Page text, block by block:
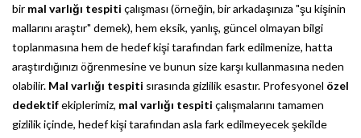
bir mal varlığı tespiti çalışması (örneğin, bir arkadaşınıza "şu kişinin
mallarını araştır" demek), hem eksik, yanlış, güncel olmayan bilgi
toplanmasına hem de hedef kişi tarafından fark edilmenize, hatta
araştırdığınızı öğrenmesine ve bunun size karşı kullanmasına neden
olabilir. Mal varlığı tespiti sırasında gizlilik esastır. Profesyonel özel
dedektifekiplerimiz, mal varlığı tespiti çalışmalarını tamamen
gizlilik içinde, hedef kişi tarafından asla fark edilmeyecek şekilde